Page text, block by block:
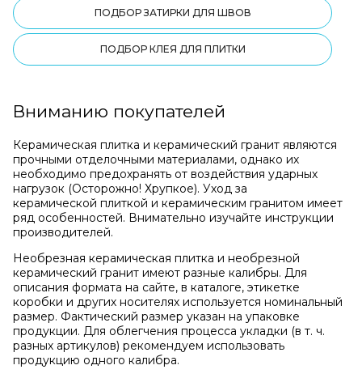
ПОДБОР ЗАТИРКИ ДЛЯ ШВОВ
ПОДБОР КЛЕЯ ДЛЯ ПЛИТКИ
Вниманию покупателей
Керамическая плитка и керамический гранит являются
прочными отделочными материалами, однако их
необходимо предохранять от воздействия ударных
нагрузок (Осторожно! Хрупкое). Уход за
керамической плиткой и керамическим гранитом имеет
ряд особенностей. Внимательно изучайте инструкции
производителей.
Необрезная керамическая плитка и необрезной
керамический гранит имеют разные калибры. Для
описания формата на сайте, в каталоге, этикетке
коробки и других носителях используется номинальный
размер. Фактический размер указан на упаковке
продукции. Для облегчения процесса укладки (в т. ч.
разных артикулов) рекомендуем использовать
продукцию одного калибра.